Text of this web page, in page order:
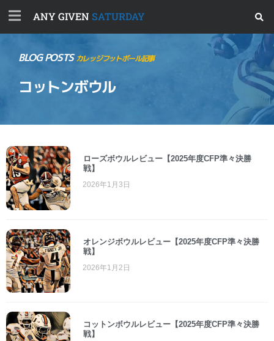
ANY GIVEN SATURDAY
BLOG POSTSカレッジフットボール記事
コットンボウル
ローズボウルレビュー【2025年度CFP準々決勝
戦】
2026年1月3日
オレンジボウルレビュー【2025年度CFP準々決勝
戦】
2026年1月2日
コットンボウルレビュー【2025年度CFP準々決勝
戦】